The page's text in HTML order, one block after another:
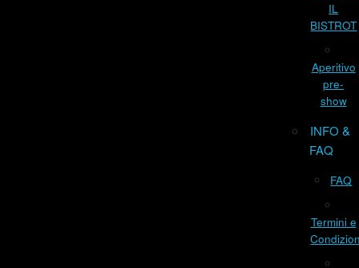
IL
BISTROT
Aperitivo
pre-
show
INFO &
FAQ
FAQ
Termini e